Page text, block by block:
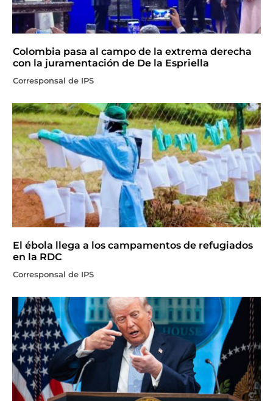
Colombia pasa al campo de la extrema derecha
con la juramentación de De la Espriella
Corresponsal de IPS
El ébola llega a los campamentos de refugiados
en la RDC
Corresponsal de IPS